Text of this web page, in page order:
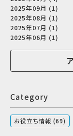
2025年09月 (1)
2025年08月 (1)
2025年07月 (1)
2025年06月 (1)
Category
お役立ち情報 (69)